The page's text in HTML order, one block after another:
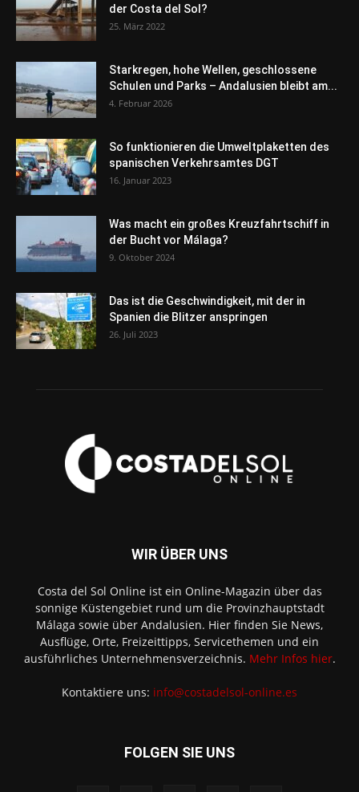
der Costa del Sol?
25. März 2022
Starkregen, hohe Wellen, geschlossene
Schulen und Parks – Andalusien bleibt am...
4. Februar 2026
So funktionieren die Umweltplaketten des
spanischen Verkehrsamtes DGT
16. Januar 2023
Was macht ein großes Kreuzfahrtschiff in
der Bucht vor Málaga?
9. Oktober 2024
Das ist die Geschwindigkeit, mit der in
Spanien die Blitzer anspringen
26. Juli 2023
WIR ÜBER UNS
Costa del Sol Online ist ein Online-Magazin über das
sonnige Küstengebiet rund um die Provinzhauptstadt
Málaga sowie über Andalusien. Hier finden Sie News,
Ausflüge, Orte, Freizeittipps, Servicethemen und ein
ausführliches Unternehmensverzeichnis. Mehr Infos hier.
Kontaktiere uns: info@costadelsol-online.es
FOLGEN SIE UNS